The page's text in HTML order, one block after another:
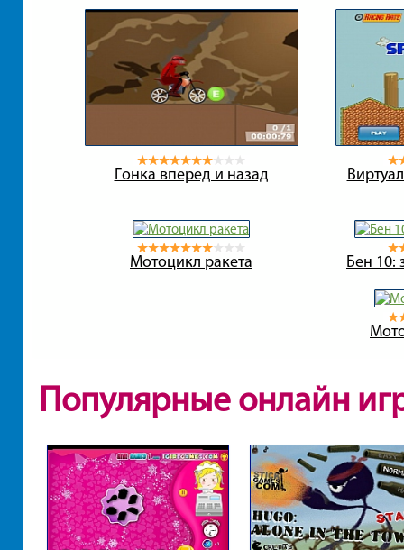
Гонка вперед и назад
Мотоцикл ракета Бен 10:
Популярные онлайн